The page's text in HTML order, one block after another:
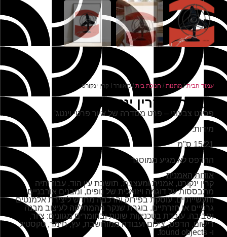
עמוד הבית/מתנות / חנוכת בית / מאוורר I קרין ינקורט
מאוורר I קרין ינקורט
פרינט צבעוני – פרט מסדרה של איור פרטי וינטג'
מידות:
15/21 ס"מ
ההדפס לא מגיע ממוסגר
אודות האמנית
קרין ינקורט, אמנית ומעצבת, תושבת עין הוד. עבודותיה
מתבססות על דוגמה ויזואלית של נופים, ומבנים אורבניים
ותעשייתיים. עוסקת בפירוק והרכבה מחדש ליצירת אלמנטים
גרפיים או חזרתיים. בוגרת שנקר מהמחלקה לעיצוב מבנה
וסביבה. עובדת בטכניקות שונות ובחומרים מגוונים: ציור,
רישום, הדפס, צילום ועבודה ממוחשבת, עץ, חימר, טקסטיל
ו- found objects.